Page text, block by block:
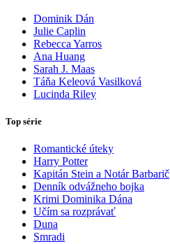
Dominik Dán
Julie Caplin
Rebecca Yarros
Ana Huang
Sarah J. Maas
Táňa Keleová Vasilková
Lucinda Riley
Top série
Romantické úteky
Harry Potter
Kapitán Stein a Notár Barbarič
Denník odvážneho bojka
Krimi Dominika Dána
Učím sa rozprávať
Duna
Smradi